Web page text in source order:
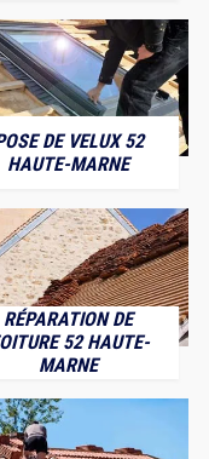
DE VELUX 52
HAUTE-MARNE
RÉPARATION DE
52 HAUTE-
MARNE